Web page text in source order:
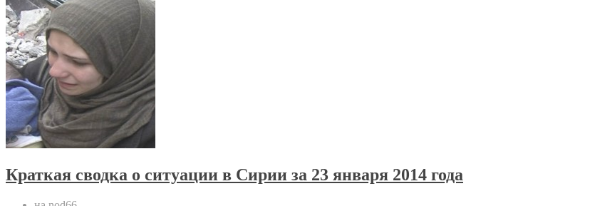
Краткая сводка о ситуации в Сирии за 23 января 2014 года